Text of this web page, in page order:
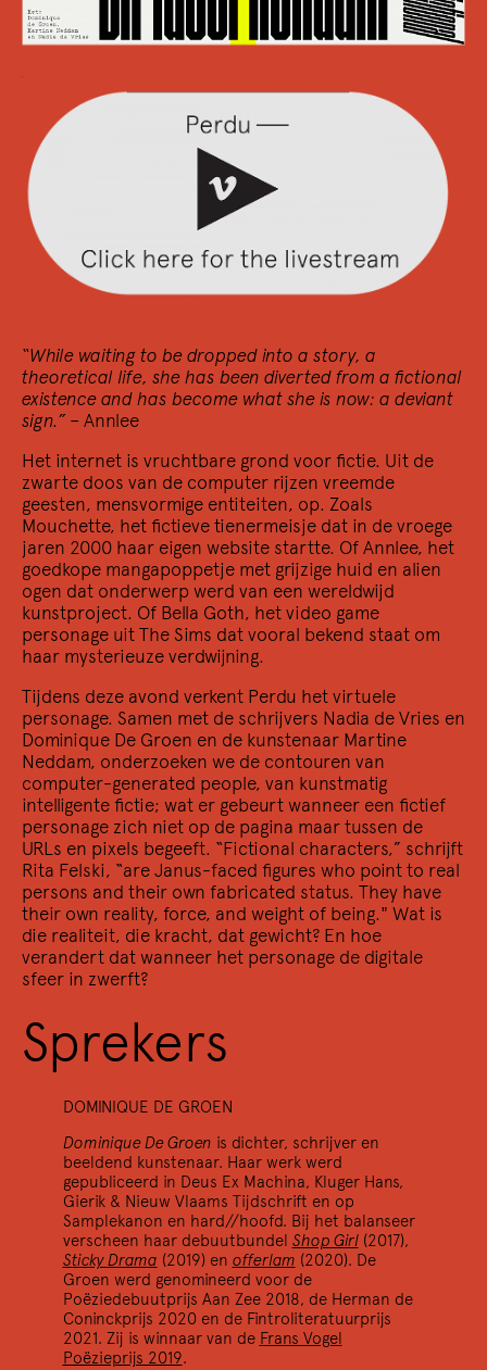
15/12 2022
Signeersessie Arno Van Vlierberghe
9/12 2022
Wij zijn ik uit de ander / We are I from the
other
Four female artists on a warm night of poetry, film,
dance and live music.
2/12 2022
Een gedicht is een netwerk
Wat is er poëtisch aan het internet?
“While waiting to be dropped into a story, a
theoretical life, she has been diverted from a fictional
existence and has become what she is now: a deviant
sign.”– Annlee
Het internet is vruchtbare grond voor fictie. Uit de
zwarte doos van de computer rijzen vreemde
geesten, mensvormige entiteiten, op. Zoals
Mouchette, het fictieve tienermeisje dat in de vroege
jaren 2000 haar eigen website startte. Of Annlee, het
goedkope mangapoppetje met grijzige huid en alien
ogen dat onderwerp werd van een wereldwijd
kunstproject. Of Bella Goth, het video game
personage uit The Sims dat vooral bekend staat om
haar mysterieuze verdwijning.
Tijdens deze avond verkent Perdu het virtuele
personage. Samen met de schrijvers Nadia de Vries en
Dominique De Groen en de kunstenaar Martine
Neddam, onderzoeken we de contouren van
computer-generated people, van kunstmatig
intelligente fictie; wat er gebeurt wanneer een fictief
personage zich niet op de pagina maar tussen de
URLs en pixels begeeft. “Fictional characters,” schrijft
Rita Felski, “are Janus-faced figures who point to real
persons and their own fabricated status. They have
their own reality, force, and weight of being." Wat is
die realiteit, die kracht, dat gewicht? En hoe
verandert dat wanneer het personage de digitale
sfeer in zwerft?
Sprekers
DOMINIQUE DE GROEN
Dominique De Groen is dichter, schrijver en
beeldend kunstenaar. Haar werk werd
gepubliceerd in Deus Ex Machina, Kluger Hans,
Gierik & Nieuw Vlaams Tijdschrift en op
Samplekanon en hard//hoofd. Bij het balanseer
verscheen haar debuutbundel Shop Girl(2017),
Sticky Drama (2019) en offerlam (2020). De
Groen werd genomineerd voor de
Poëziedebuutprijs Aan Zee 2018, de Herman de
Coninckprijs 2020 en de Fintroliteratuurprijs
2021. Zij is winnaar van de Frans Vogel
Poëzieprijs 2019.